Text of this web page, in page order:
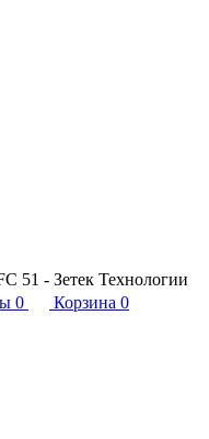
51 - Зетек Технологии
0 Корзина 0